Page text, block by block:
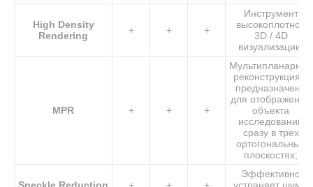
High Density
Rendering
+ + +
Инструмент
высокоплотной
3D / 4D
визуализации;
MPR + + +
Мультипланарная
реконструкция –
предназначена
для отображения
объекта
исследований
сразу в трех
ортогональных
плоскостях;
Speckle Reduction + + +
Эффективно
устраняет шумы